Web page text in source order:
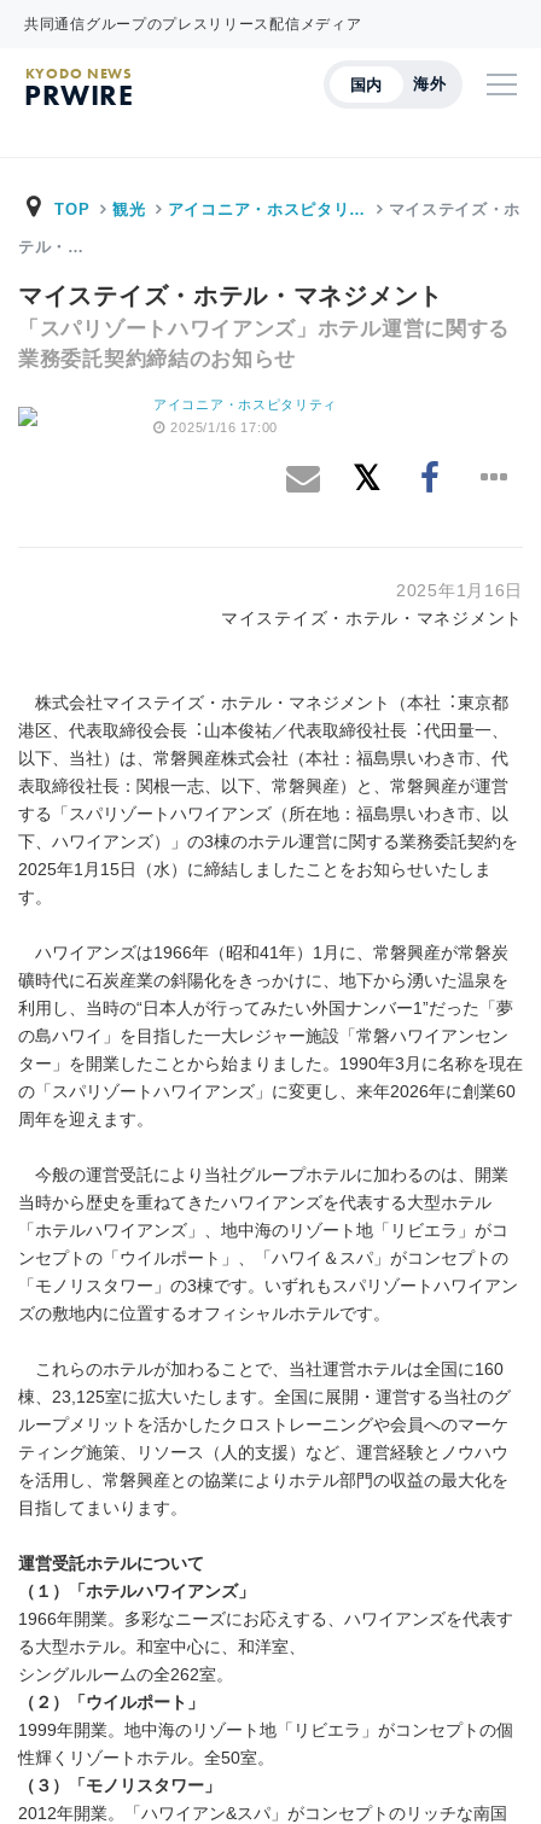
共同通信グループのプレスリリース配信メディア
国内 海外
KYODO NEWS
PRWIRE
TOP 観光 アイコニア・ホスピタリ… マイステイズ・ホ
テル・…
マイステイズ・ホテル・マネジメント
「スパリゾートハワイアンズ」ホテル運営に関する
業務委託契約締結のお知らせ
アイコニア・ホスピタリティ
2025/1/16 17:00
2025年1月16日
マイステイズ・ホテル・マネジメント
株式会社マイステイズ・ホテル・マネジメント（本社︓東京都
港区、代表取締役会⻑︓⼭本俊祐／代表取締役社⻑︓代⽥量⼀、
以下、当社）は、常磐興産株式会社（本社：福島県いわき市、代
表取締役社長：関根一志、以下、常磐興産）と、常磐興産が運営
する「スパリゾートハワイアンズ（所在地：福島県いわき市、以
下、ハワイアンズ）」の3棟のホテル運営に関する業務委託契約を
2025年1月15日（水）に締結しましたことをお知らせいたしま
す。
ハワイアンズは1966年（昭和41年）1月に、常磐興産が常磐炭
礦時代に石炭産業の斜陽化をきっかけに、地下から湧いた温泉を
利用し、当時の“日本人が行ってみたい外国ナンバー1”だった「夢
の島ハワイ」を目指した一大レジャー施設「常磐ハワイアンセン
ター」を開業したことから始まりました。1990年3月に名称を現在
の「スパリゾートハワイアンズ」に変更し、来年2026年に創業60
周年を迎えます。
今般の運営受託により当社グループホテルに加わるのは、開業
当時から歴史を重ねてきたハワイアンズを代表する大型ホテル
「ホテルハワイアンズ」、地中海のリゾート地「リビエラ」がコ
ンセプトの「ウイルポート」、「ハワイ＆スパ」がコンセプトの
「モノリスタワー」の3棟です。いずれもスパリゾートハワイアン
ズの敷地内に位置するオフィシャルホテルです。
これらのホテルが加わることで、当社運営ホテルは全国に160
棟、23,125室に拡大いたします。全国に展開・運営する当社のグ
ループメリットを活かしたクロストレーニングや会員へのマーケ
ティング施策、リソース（人的支援）など、運営経験とノウハウ
を活用し、常磐興産との協業によりホテル部門の収益の最大化を
目指してまいります。
運営受託ホテルについて
（１）「ホテルハワイアンズ」
1966年開業。多彩なニーズにお応えする、ハワイアンズを代表す
る大型ホテル。和室中心に、和洋室、
シングルルームの全262室。
（２）「ウイルポート」
1999年開業。地中海のリゾート地「リビエラ」がコンセプトの個
性輝くリゾートホテル。全50室。
（３）「モノリスタワー」
2012年開業。「ハワイアン&スパ」がコンセプトのリッチな南国